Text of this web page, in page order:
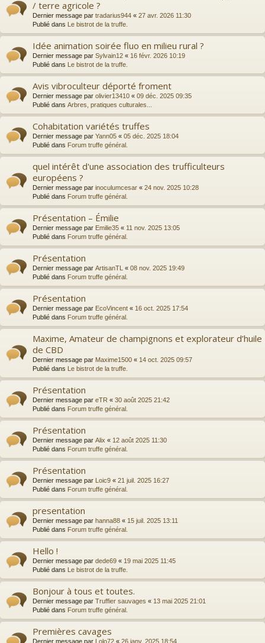
/ terre agricole ?
Dernier message par tradarius944 « 27 avr. 2026 11:30
Publié dans
Le bistrot de la truffe.
Idée animation soirée fluo en milieu rural ?
Dernier message par Sylvain12 « 16 févr. 2026 10:19
Publié dans
Le bistrot de la truffe.
Avis vibroculteur déporté froment
Dernier message par olivier13410 « 09 déc. 2025 09:35
Publié dans Arbres, pratiques culturales...
Cohabitation variétés truffes
Dernier message par Yann05 « 05 déc. 2025 18:04
Publié dans Forum truffe général.
quel intérêt d'une association des trufficulteurs
européens ?
Dernier message par inoculumcesar « 24 nov. 2025 10:28
Publié dans Forum truffe général.
Présentation – Émilie
Dernier message par Emilie35 « 11 nov. 2025 13:05
Publié dans Forum truffe général.
Présentation
Dernier message par ArtisanTL « 08 nov. 2025 19:49
Publié dans Forum truffe général.
Présentation
Dernier message par EcoVincent « 16 oct. 2025 17:54
Publié dans Forum truffe général.
Maxime, Amateur de champignons et explorateur d’huile
de CBD
Dernier message par Maxime1500 « 14 oct. 2025 09:57
Publié dans
Le bistrot de la truffe.
Présentation
Dernier message par eTR « 30 août 2025 21:42
Publié dans Forum truffe général.
Présentation
Dernier message par Alix « 12 août 2025 11:30
Publié dans Forum truffe général.
Présentation
Dernier message par Loic9 « 21 juil. 2025 16:27
Publié dans Forum truffe général.
presentation
Dernier message par hanna88 « 15 juil. 2025 13:11
Publié dans Forum truffe général.
Hello !
Dernier message par dede69 « 19 mai 2025 11:45
Publié dans
Le bistrot de la truffe.
Bonjour à tous et toutes.
Dernier message par Truffier sauvages « 13 mai 2025 21:01
Publié dans Forum truffe général.
Premières cavages
Dernier message par Lolo72 « 26 janv. 2025 18:54